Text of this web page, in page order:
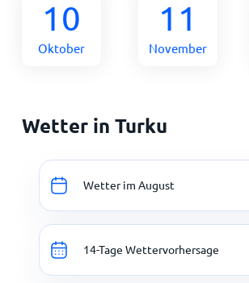
10
Oktober
11
November
Wetter in Turku
Wetter im August
14-Tage Wettervorhersage